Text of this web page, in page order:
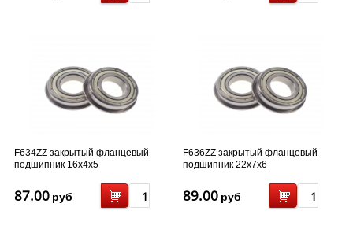
F634ZZ закрытый фланцевый
подшипник 16x4x5
87.00 руб
F636ZZ закрытый фланцевый
подшипник 22x7x6
89.00 руб